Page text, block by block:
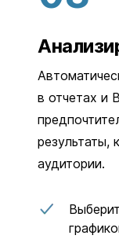
в отчетах и
результаты,
аудитории.